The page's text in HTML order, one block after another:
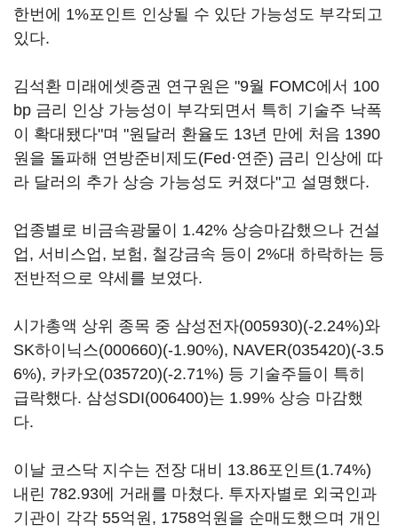
한번에 1%포인트 인상될 수 있단 가능성도 부각되고
있다.
김석환 미래에셋증권 연구원은 "9월 FOMC에서 100
bp 금리 인상 가능성이 부각되면서 특히 기술주 낙폭
이 확대됐다"며 "원달러 환율도 13년 만에 처음 1390
원을 돌파해 연방준비제도(Fed·연준) 금리 인상에 따
라 달러의 추가 상승 가능성도 커졌다"고 설명했다.
업종별로 비금속광물이 1.42% 상승마감했으나 건설
업, 서비스업, 보험, 철강금속 등이 2%대 하락하는 등
전반적으로 약세를 보였다.
시가총액 상위 종목 중 삼성전자(005930)(-2.24%)와
SK하이닉스(000660)(-1.90%), NAVER(035420)(-3.5
6%), 카카오(035720)(-2.71%) 등 기술주들이 특히
급락했다. 삼성SDI(006400)는 1.99% 상승 마감했
다.
이날 코스닥 지수는 전장 대비 13.86포인트(1.74%)
내린 782.93에 거래를 마쳤다. 투자자별로 외국인과
기관이 각각 55억원, 1758억원을 순매도했으며 개인